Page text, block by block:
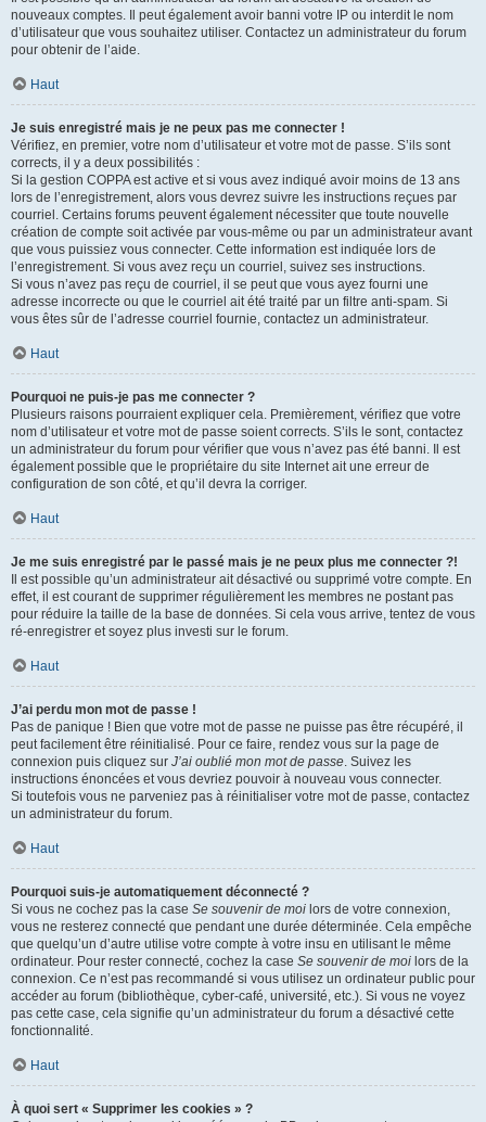
nouveaux comptes. Il peut également avoir banni votre IP ou interdit le nom
d’utilisateur que vous souhaitez utiliser. Contactez un administrateur du forum
pour obtenir de l’aide.
Haut
Je suis enregistré mais je ne peux pas me connecter !
Vérifiez, en premier, votre nom d’utilisateur et votre mot de passe. S’ils sont
corrects, il y a deux possibilités :
Si la gestion COPPA est active et si vous avez indiqué avoir moins de 13 ans
lors de l’enregistrement, alors vous devrez suivre les instructions reçues par
courriel. Certains forums peuvent également nécessiter que toute nouvelle
création de compte soit activée par vous-même ou par un administrateur avant
que vous puissiez vous connecter. Cette information est indiquée lors de
l’enregistrement. Si vous avez reçu un courriel, suivez ses instructions.
Si vous n’avez pas reçu de courriel, il se peut que vous ayez fourni une
adresse incorrecte ou que le courriel ait été traité par un filtre anti-spam. Si
vous êtes sûr de l’adresse courriel fournie, contactez un administrateur.
Haut
Pourquoi ne puis-je pas me connecter ?
Plusieurs raisons pourraient expliquer cela. Premièrement, vérifiez que votre
nom d’utilisateur et votre mot de passe soient corrects. S’ils le sont, contactez
un administrateur du forum pour vérifier que vous n’avez pas été banni. Il est
également possible que le propriétaire du site Internet ait une erreur de
configuration de son côté, et qu’il devra la corriger.
Haut
Je me suis enregistré par le passé mais je ne peux plus me connecter ?!
Il est possible qu’un administrateur ait désactivé ou supprimé votre compte. En
effet, il est courant de supprimer régulièrement les membres ne postant pas
pour réduire la taille de la base de données. Si cela vous arrive, tentez de vous
ré-enregistrer et soyez plus investi sur le forum.
Haut
J’ai perdu mon mot de passe !
Pas de panique ! Bien que votre mot de passe ne puisse pas être récupéré, il
peut facilement être réinitialisé. Pour ce faire, rendez vous sur la page de
connexion puis cliquez sur J’ai oublié mon mot de passe. Suivez les
instructions énoncées et vous devriez pouvoir à nouveau vous connecter.
Si toutefois vous ne parveniez pas à réinitialiser votre mot de passe, contactez
un administrateur du forum.
Haut
Pourquoi suis-je automatiquement déconnecté ?
Si vous ne cochez pas la case Se souvenir de moi lors de votre connexion,
vous ne resterez connecté que pendant une durée déterminée. Cela empêche
que quelqu’un d’autre utilise votre compte à votre insu en utilisant le même
ordinateur. Pour rester connecté, cochez la case Se souvenir de moi lors de la
connexion. Ce n’est pas recommandé si vous utilisez un ordinateur public pour
accéder au forum (bibliothèque, cyber-café, université, etc.). Si vous ne voyez
pas cette case, cela signifie qu’un administrateur du forum a désactivé cette
fonctionnalité.
Haut
À quoi sert « Supprimer les cookies » ?